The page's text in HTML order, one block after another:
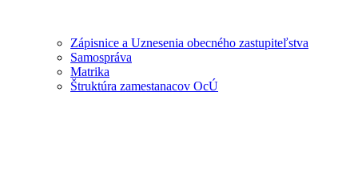
Zápisnice a Uznesenia obecného zastupiteľstva
Samospráva
Matrika
Štruktúra zamestanacov OcÚ